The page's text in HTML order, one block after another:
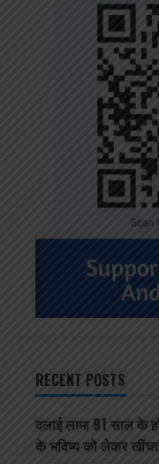
RECENT POSTS
दलाई लामा 91 साल के
के भविष्य को लेकर